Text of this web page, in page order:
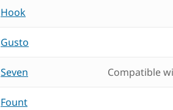
Hook
Gusto
Seven Compatible
Fount